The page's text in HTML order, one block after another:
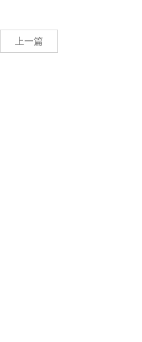
上一篇